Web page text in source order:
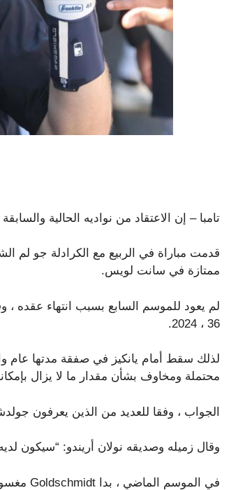
تامبا – إن الاعتقاد من نواديه الحالية
قدمت مباراة في الربيع مع الكرادلة جو لم
ممتازة في سانت لويس.
لم يعود للموسم السابع بسبب انتهاء عقده
36 ، 2024.
محتملة ومخاوف بشأن مقدار ما لا يزال
الجواب ، وفقا للعديد من الذين يعرفون
وقال زميله وصديقه نولان أريندو: “سيكون
في الموسم الماضي ، بدا Goldschmidt مغسولًا خلال النصف الأول الذي انتهى بـ .664 OPS.